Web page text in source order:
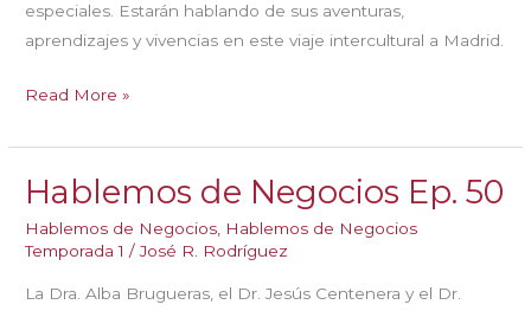
especiales. Estarán hablando de sus aventuras,
aprendizajes y vivencias en este viaje intercultural a Madrid.
Hablemos
Negocios
Ep.
Read More »
Hablemos de Negocios Ep. 50
Hablemos de Negocios Hablemos de Negocios
Temporada 1 /José R. Rodríguez
La Dra. Alba Brugueras, el Dr. Jesús Centenera y el Dr.